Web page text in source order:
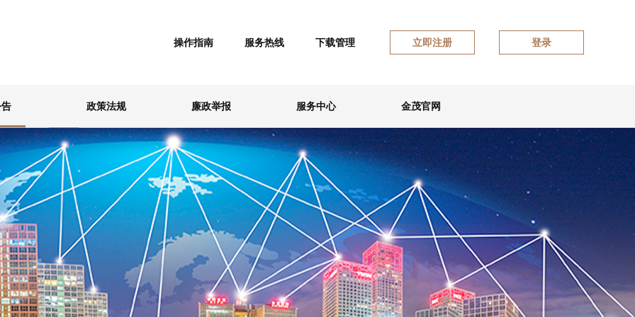
操作指南 服务热线 下载管理 立即注册 登录
政策法规 廉政举报 服务中心 金茂官网